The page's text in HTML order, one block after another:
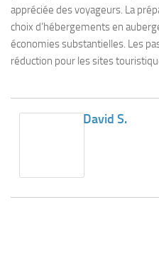
appréciée des voyageurs. La
choix d’hébergements en
économies substantielles. Les
réduction pour les sites
David S.